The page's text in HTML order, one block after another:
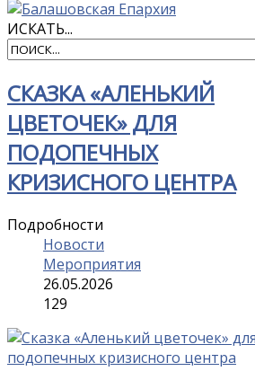
ИСКАТЬ...
СКАЗКА «АЛЕНЬКИЙ
ЦВЕТОЧЕК» ДЛЯ
ПОДОПЕЧНЫХ
КРИЗИСНОГО ЦЕНТРА
Подробности
Новости
Мероприятия
26.05.2026
129